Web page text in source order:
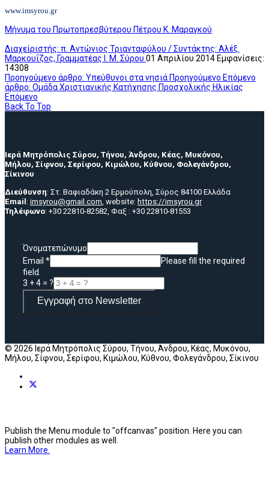
www.imsyrou.gr
Μήνυμα του Πρωτοπρεσβύτερου Πέτρου Κ. Μαραγκού
Διαχείριστής: π. Αντώνιος Τριανταφύλου / Συντάκτης: Αλέξ.
Μαρκουΐζος, Γραμματέας Ι. Μ. Σύρου 01 Απριλίου 2014 Εμφανίσεις:
14308
Προηγούμενο άρθρο: Υπεύθυνοι στα νησιά Προηγούμενο Επόμενο
άρθρο: Ομάδα Χριστιανικής Κατήχησης Προσχολικής Ηλικίας
Επόμενο
Back To Top
Ιερά Μητρόπολις Σύρου, Τήνου, Άνδρου, Κέας, Μυκόνου,
Μήλου, Σίφνου, Σερίφου, Κιμώλου, Κύθνου, Φολεγάνδρου,
Σίκινου
Διεύθυνση: Στ. Βαφιαδάκη 2 Ερμούπολη, Σύρος 84100 Ελλάδα
Email : imsyrou@gmail.com, website: https://imsyrou.gr
Τηλέφωνο: +30 22810-82582, Φαξ : +30 22810-81553
Όνοματεπώνυμο
Email *
Please fill the required
field.
3 + 4 = ?
Εγγραφή στο Newsletter
© 2026 Ιερά Μητρόπολις Σύρου, Τήνου, Άνδρου, Κέας, Μυκόνου,
Μήλου, Σίφνου, Σερίφου, Κιμώλου, Κύθνου, Φολεγάνδρου, Σίκινου
Publish the Menu module to "offcanvas" position. Here you can
publish other modules as well.
Learn More.